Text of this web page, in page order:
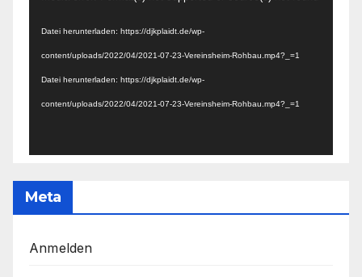
Datei herunterladen: https://djkplaidt.de/wp-
content/uploads/2022/04/2021-07-23-Vereinsheim-Rohbau.mp4?_=1
Datei herunterladen: https://djkplaidt.de/wp-
content/uploads/2022/04/2021-07-23-Vereinsheim-Rohbau.mp4?_=1
Meta
Anmelden